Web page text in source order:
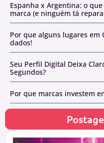
Espanha x Argentina: o
marca (e ninguém tá
Por que alguns lugares em
dados!
Seu Perfil Digital Deixa
Segundos?
Por que marcas investem